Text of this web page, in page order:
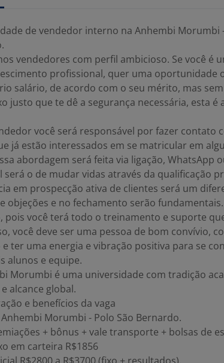
de vendedor interno na Anhembi Morumbi
vendedores com perfil ambicioso. Se você é
profissional, quer uma oportunidade
salário, de acordo com o seu mérito, mas
justo que te dê a segurança necessária, esta é
você será responsável por fazer contato
já estão interessados em se matricular em
abordagem será feita via ligação, WhatsApp
será o de mudar vidas através da qualificação
em prospecção ativa de clientes será um
objeções e no fechamento serão
pois você terá todo o treinamento e suporte
você deve ser uma pessoa de bom convívio,
ter uma energia e vibração positiva para se
alunos e equipe.
Morumbi é uma universidade com tradição
alcance global.
e benefícios da vaga
Morumbi - Polo São Bernardo.
+ bônus + vale transporte + bolsas de
em carteira R$1856